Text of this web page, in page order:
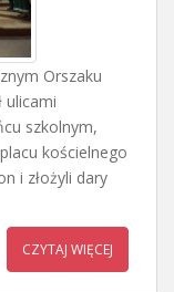
Orszaku
ulicami
szkolnym,
kościelnego
i złożyli dary
CZYTAJ WIĘCEJ